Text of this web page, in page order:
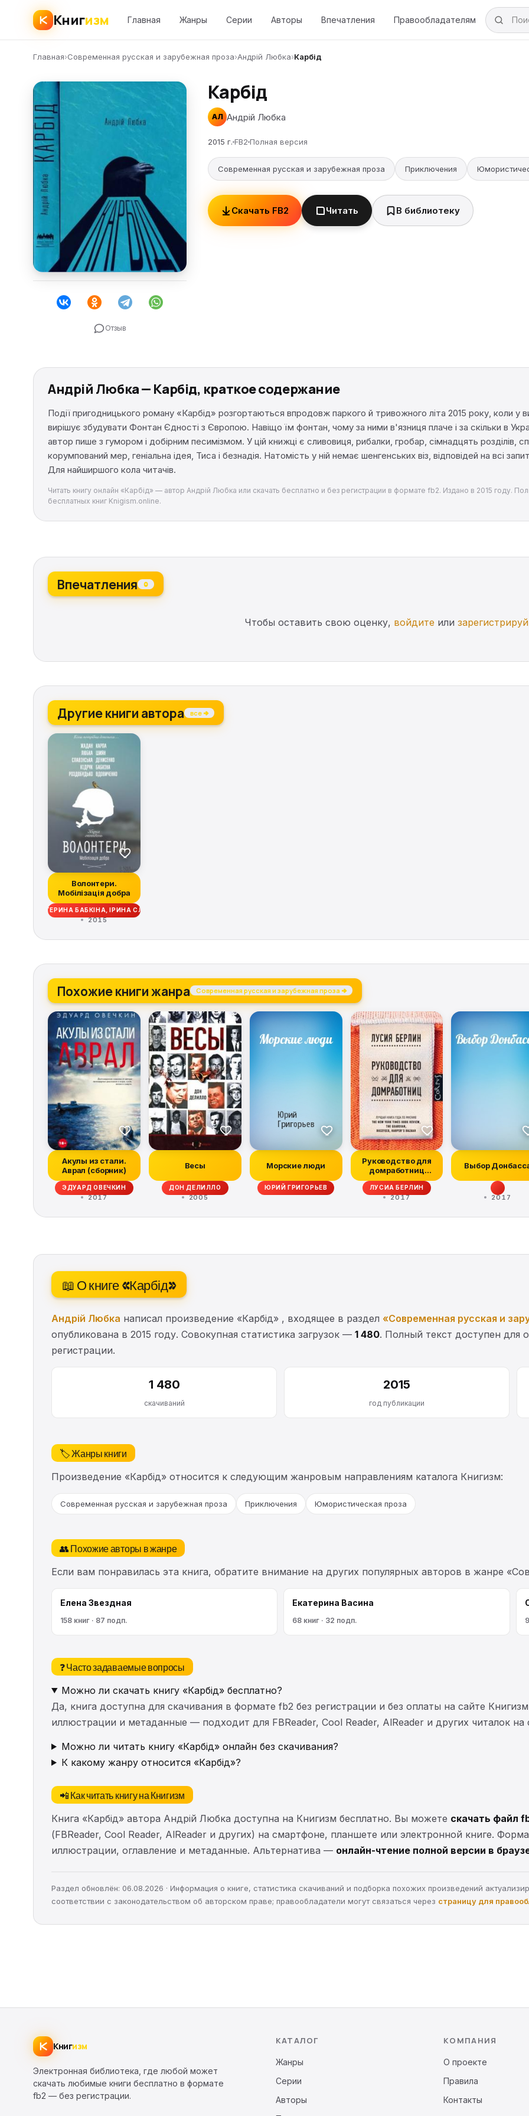
Книгизм Главная Жанры Серии Авторы Впечатления Правообладателям
Главная›Современная русская и зарубежная проза›Андрій Любка›Карбід
Отзыв
Карбід
АЛ Андрій Любка
2015 г. FB2 Полная версия
Современная русская и зарубежная проза Приключения
Скачать FB2 Читать В библиотеку
Андрій Любка — Карбід, краткое содержание
Події пригодницького роману «Карбід» розгортаються впродовж паркого й тривожного літа 2015 року, коли у
вирішує збудувати Фонтан Єдності з Європою. Навіщо їм фонтан, чому за ними в'язниця плаче і за скільки в
автор пише з гумором і добірним песимізмом. У цій книжці є сливовиця, рибалки, гробар, сімнадцять розділів,
корумпований мер, геніальна ідея, Тиса і безнадія. Натомість у ній немає шенгенських віз, відповідей на всі
Для найширшого кола читачів.
Читать книгу онлайн «Карбід» — автор Андрій Любка или скачать бесплатно и без регистрации в формате fb2. Издано в 2015 году.
бесплатных книг Knigism.online.
Впечатления 0
Чтобы оставить свою оценку, войдите или
Другие книги автора все →
Волонтери.
Мобілізація добра
КАТЕРИНА БАБКІНА, ІРИНА СЛАВІНСЬКА, ГАСЬКА ШИЯН, АНДРІЙ ЛЮБКА, ЛАРИСА ВЛАДИМИРОВНА ДЕНИСЕНКО, ГАЛИНА
2015
Похожие книги жанра Современная русская и зарубежная проза →
Акулы из стали.
Аврал (сборник)
ЭДУАРД ОВЕЧКИН
2017
Весы
ДОН ДЕЛИЛЛО
2005
Морские люди
ЮРИЙ ГРИГОРЬЕВ
Руководство для
домработниц
(сборник)
ЛУСИА БЕРЛИН
2017
Выбор
2017
📖 О книге «Карбід»
Андрій Любка написал произведение «Карбід» , входящее в раздел «Современная русская и
опубликована в 2015 году. Совокупная статистика загрузок — 1 480. Полный текст доступен для
регистрации.
1 480
скачиваний
2015
год публикации
🏷️ Жанры книги
Произведение «Карбід» относится к следующим жанровым направлениям каталога Книгизм:
Современная русская и зарубежная проза Приключения Юмористическая проза
👥 Похожие авторы в жанре
Если вам понравилась эта книга, обратите внимание на других популярных авторов в жанре
Елена Звездная
158 книг · 87 подп.
Екатерина Васина
68 книг · 32 подп.
❓ Часто задаваемые вопросы
Можно ли скачать книгу «Карбід» бесплатно?
Да, книга доступна для скачивания в формате fb2 без регистрации и без оплаты на сайте
иллюстрации и метаданные — подходит для FBReader, Cool Reader, AlReader и других читалок
Можно ли читать книгу «Карбід» онлайн без скачивания?
К какому жанру относится «Карбід»?
📲 Как читать книгу на Книгизм
Книга «Карбід» автора Андрій Любка доступна на Книгизм бесплатно. Вы можете скачать файл
(FBReader, Cool Reader, AlReader и других) на смартфоне, планшете или электронной книге.
иллюстрации, оглавление и метаданные. Альтернатива — онлайн-чтение полной версии в
Раздел обновлён: 06.08.2026 · Информация о книге, статистика скачиваний и подборка похожих произведений
соответствии с законодательством об авторском праве; правообладатели могут связаться через страницу для
Книгизм
Электронная библиотека, где любой может
скачать любимые книги бесплатно в формате
fb2 — без регистрации.
КАТАЛОГ
Жанры
Серии
Авторы
КОМПАНИЯ
О проекте
Правила
Контакты